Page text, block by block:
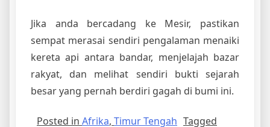
Jika anda bercadang ke Mesir, pastikan
sempat merasai sendiri pengalaman menaiki
kereta api antara bandar, menjelajah bazar
rakyat, dan melihat sendiri bukti sejarah
besar yang pernah berdiri gagah di bumi ini.
Posted in Afrika, Timur Tengah Tagged